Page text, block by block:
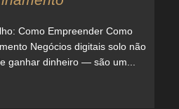
Como Empreender Como
Negócios digitais solo não
ganhar dinheiro — são um...